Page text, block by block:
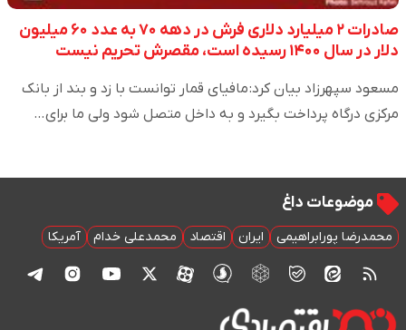
صادرات ۲ میلیارد دلاری فرش در دهه ۷۰ به عدد ۶۰ میلیون
دلار در سال ۱۴۰۰ رسیده است، مقصرش تحریم نیست
مسعود سپهرزاد بیان کرد: مافیای قمار توانست با زد و بند از بانک
مرکزی درگاه پرداخت بگیرد و به داخل متصل شود ولی ما برای…
موضوعات داغ
محمدرضا پورابراهیمی ایران اقتصاد محمدعلی خدام آمریکا